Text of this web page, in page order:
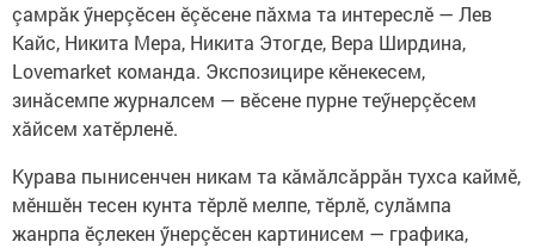
çамрăк ӳнерçӗсен ӗçӗсене пăхма та интереслӗ — Лев
Кайс, Никита Мера, Никита Этогде, Вера Ширдина,
Lovemarket команда. Экспозицире кӗнекесем,
зинăсемпе журналсем — вӗсене пурне теӳнерçӗсем
хăйсем хатӗрленӗ.
Курава пынисенчен никам та кăмăлсăррăн тухса каймӗ,
мӗншӗн тесен кунта тӗрлӗ мелпе, тӗрлӗ, сулăмпа
жанрпа ӗçлекен ӳнерçӗсен картинисем — графика,